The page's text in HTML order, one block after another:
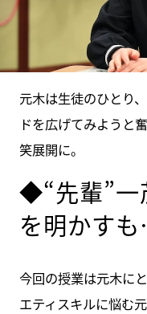
元木は生徒のひとり
ドを広げてみようと
笑展開に。
◆“先輩”一
を明かす
今回の授業は元木に
エティスキルに悩む